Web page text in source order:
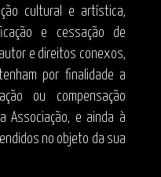
cultural e artística,
e cessação de
e direitos conexos,
por finalidade a
ou compensação
Associação, e ainda à
no objeto da sua